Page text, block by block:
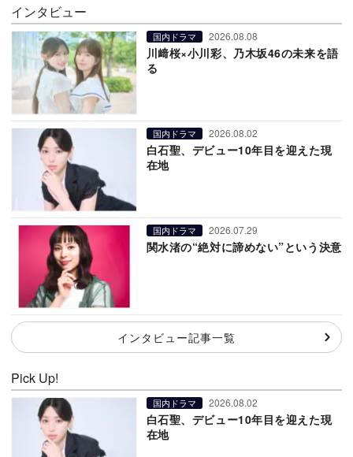
インタビュー
国内ドラマ 2026.08.08
川﨑桜×小川彩、乃木坂46の未来を語
る
国内ドラマ 2026.08.02
白石聖、デビュー10年目を迎えた現
在地
国内ドラマ 2026.07.29
関水渚の“絶対に諦めない”という決意
インタビュー記事一覧
Pick Up!
国内ドラマ 2026.08.02
白石聖、デビュー10年目を迎えた現
在地